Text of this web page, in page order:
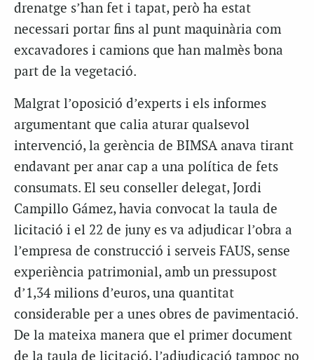
drenatge s’han fet i tapat, però ha estat
necessari portar fins al punt maquinària com
excavadores i camions que han malmès bona
part de la vegetació.
Malgrat l’oposició d’experts i els informes
argumentant que calia aturar qualsevol
intervenció, la gerència de BIMSA anava tirant
endavant per anar cap a una política de fets
consumats. El seu conseller delegat, Jordi
Campillo Gámez, havia convocat la taula de
licitació i el 22 de juny es va adjudicar l’obra a
l’empresa de construcció i serveis FAUS, sense
experiència patrimonial, amb un pressupost
d’1,34 milions d’euros, una quantitat
considerable per a unes obres de pavimentació.
De la mateixa manera que el primer document